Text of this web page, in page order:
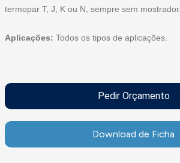
termopar T, J, K ou N, sempre sem mostrador.
Aplicações: Todos os tipos de aplicações.
Pedir Orçamento
Download de Ficha